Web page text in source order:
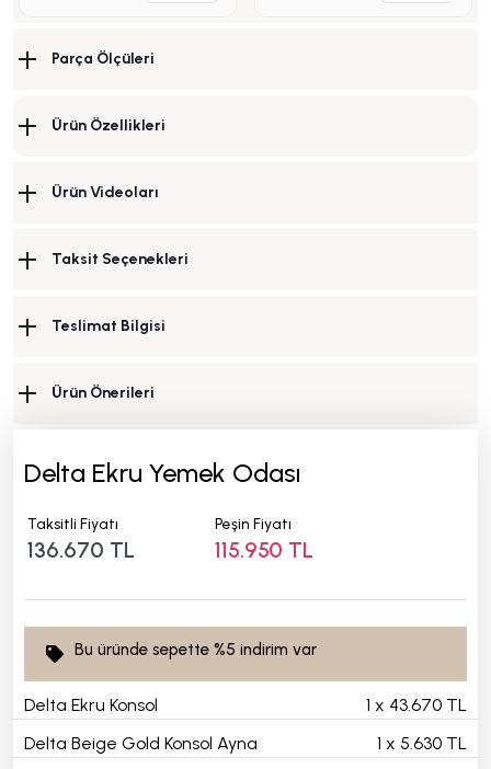
Parça Ölçüleri
Ürün Özellikleri
Ürün Videoları
Taksit Seçenekleri
Teslimat Bilgisi
Ürün Önerileri
Delta Ekru Yemek Odası
Taksitli Fiyatı
136.670 TL
Peşin Fiyatı
115.950 TL
Bu üründe sepette %5 indirim var
Delta Ekru Konsol 1 x 43.670 TL
Delta Beige Gold Konsol Ayna
1 x 5.630 TL